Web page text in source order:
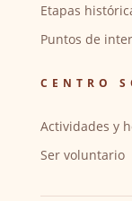
Etapas
Puntos de
CENTRO
Actividades y
Ser voluntario